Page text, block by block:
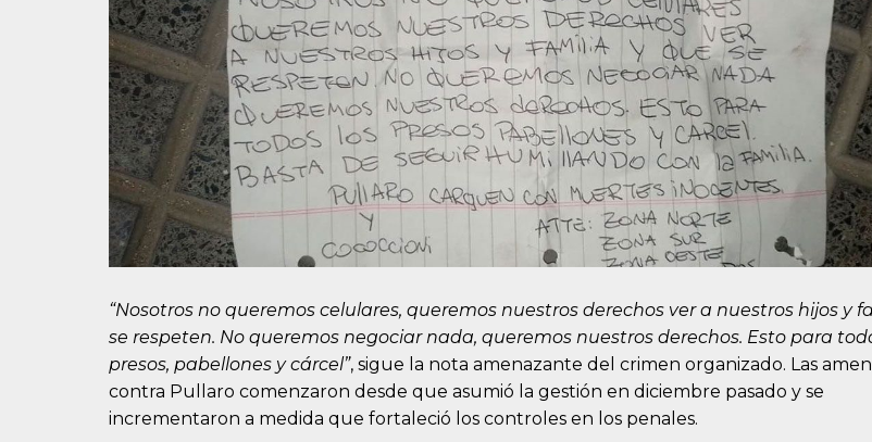
“Nosotros no queremos celulares, queremos nuestros derechos ver a nuestros hijos y
se respeten. No queremos negociar nada, queremos nuestros derechos. Esto para
presos, pabellones y cárcel”, sigue la nota amenazante del crimen organizado. Las
contra Pullaro comenzaron desde que asumió la gestión en diciembre pasado y se
incrementaron a medida que fortaleció los controles en los penales.